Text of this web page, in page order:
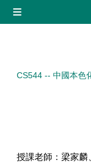
CS544 -- 中國本色
授課老師：梁家麟